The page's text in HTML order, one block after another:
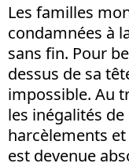
Les familles
condamnées à
sans fin. Pour
dessus de sa
impossible. Au
les inégalités
harcèlements
est devenue